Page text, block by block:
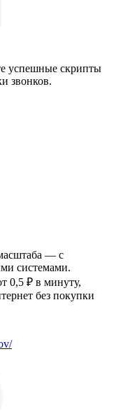
успешные скрипты
звонков.
— с
системами.
0,5 ₽ в минуту,
без покупки